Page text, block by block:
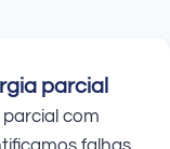
parcial
com